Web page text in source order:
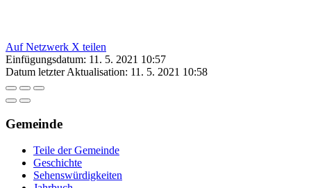
Auf Netzwerk X teilen
Einfügungsdatum: 11. 5. 2021 10:57
Datum letzter Aktualisation: 11. 5. 2021 10:58
Gemeinde
Teile der Gemeinde
Geschichte
Sehenswürdigkeiten